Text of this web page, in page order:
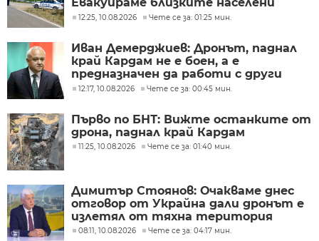
места
12:25, 10.08.2026 Чете се за: 01:25 мин.
Иван Демерджиев: Дронът, паднал
край Кардам не е боен, а е
предназначен да работи с други
дронове
12:17, 10.08.2026 Чете се за: 00:45 мин.
Първо по БНТ: Вижте останките от
дрона, паднал край Кардам
11:25, 10.08.2026 Чете се за: 01:40 мин.
Димитър Стоянов: Очакваме днес
отговор от Украйна дали дронът е
излетял от тяхна територия
08:11, 10.08.2026 Чете се за: 04:17 мин.